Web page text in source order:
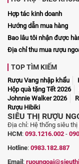
Hợp tác kinh doanh
Hướng dẫn mua hàng
Bao lâu tôi nhận được
Địa chỉ thu mua rượu
TOP TÌM KIẾM
Rượu Vang nhập khẩu
Hộp quà tặng Tết 2026
Johnnie Walker 2026
Rượu Hibiki
SIÊU THỊ RƯỢU
Địa chỉ: Hệ thống siêu thị
HCM: 093.1216.002 -
Hotline: 0983.182.887
Email: